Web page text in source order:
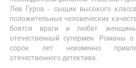
Лев Гуров – сыщик высокого
положительных человеческих
боятся враги и любят
отечественный супермен. Романы
сорок лет неизменно
отечественного детектива.